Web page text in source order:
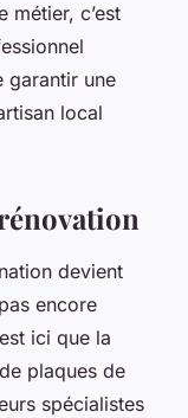
métier, c’est
garantir une
local
devient
encore
ici que la
plaques de
spécialistes